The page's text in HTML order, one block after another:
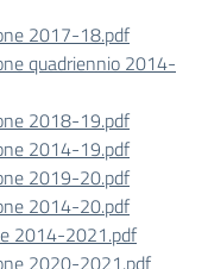
2017-18.pdf
quadriennio 2014-
2018-19.pdf
2014-19.pdf
2019-20.pdf
2014-20.pdf
2014-2021.pdf
2020-2021.pdf